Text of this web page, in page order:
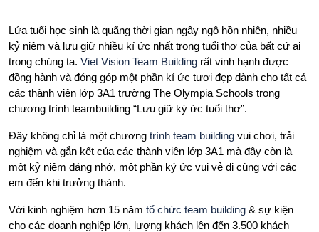
Lứa tuổi học sinh là quãng thời gian ngây ngô hồn nhiên, nhiều
kỷ niệm và lưu giữ nhiều kí ức nhất trong tuổi thơ của bất cứ ai
trong chúng ta. Viet Vision Team Building rất vinh hạnh được
đồng hành và đóng góp một phần kí ức tươi đẹp dành cho tất cả
các thành viên lớp 3A1 trường The Olympia Schools trong
chương trình teambuilding “Lưu giữ ký ức tuổi thơ”.
Đây không chỉ là một chương trình team building vui chơi, trải
nghiệm và gắn kết của các thành viên lớp 3A1 mà đây còn là
một kỷ niệm đáng nhớ, một phần ký ức vui vẻ đi cùng với các
em đến khi trưởng thành.
Với kinh nghiệm hơn 15 năm tổ chức team building & sự kiện
cho các doanh nghiệp lớn, lượng khách lên đến 3.500 khách